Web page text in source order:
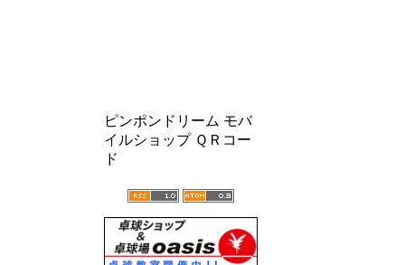
ピンポンドリーム モバ
イルショップ ＱＲコー
ド